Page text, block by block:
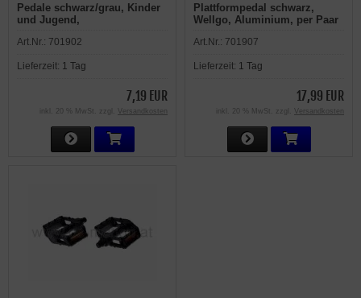
Pedale schwarz/grau, Kinder
und Jugend,
Reflektoren, mit Prüfnummer,
Art.Nr.: 701902
Lieferzeit: 1 Tag
7,19 EUR
inkl. 20 % MwSt. zzgl. Versandkosten
Plattformpedal schwarz,
Wellgo, Aluminium, per Paar
Art.Nr.: 701907
Lieferzeit: 1 Tag
17,99 EUR
inkl. 20 % MwSt. zzgl. Versandkosten